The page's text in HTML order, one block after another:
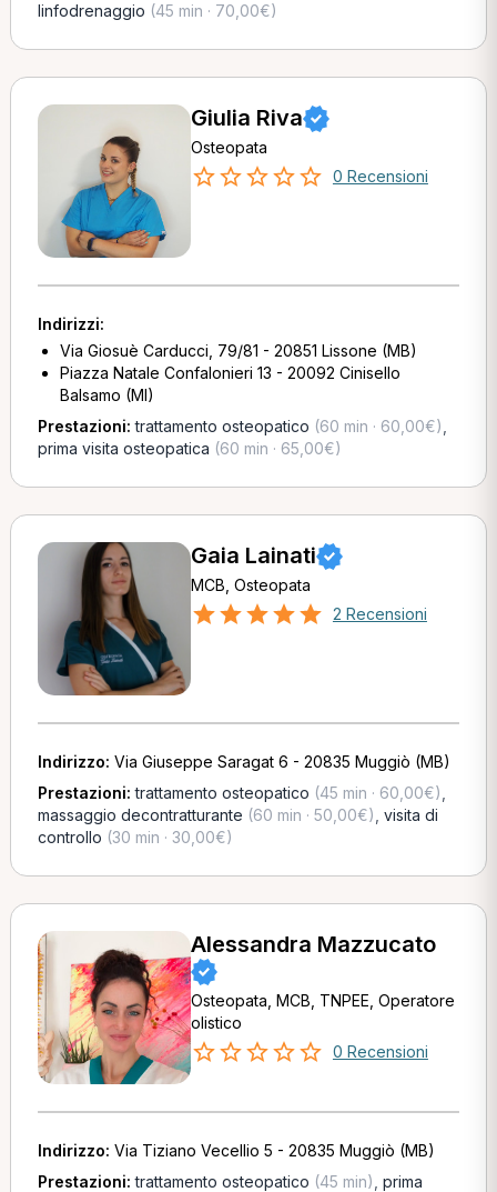
linfodrenaggio (45 min · 70,00€)
Giulia Riva
Osteopata
0 Recensioni
Indirizzi:
Via Giosuè Carducci, 79/81 - 20851 Lissone (MB)
Piazza Natale Confalonieri 13 - 20092 Cinisello
Balsamo (MI)
Prestazioni:trattamento osteopatico (60 min · 60,00€)
prima visita osteopatica (60 min · 65,00€)
Gaia Lainati
MCB, Osteopata
2 Recensioni
Indirizzo: Via Giuseppe Saragat 6 - 20835 Muggiò (MB)
Prestazioni:trattamento osteopatico (45 min · 60,00€)
massaggio decontratturante (60 min · 50,00€) visita di
controllo (30 min · 30,00€)
Alessandra Mazzucato
Osteopata, MCB, TNPEE, Operatore
olistico
0 Recensioni
Indirizzo: Via Tiziano Vecellio 5 - 20835 Muggiò (MB)
Prestazioni:trattamento osteopatico (45 min) prima